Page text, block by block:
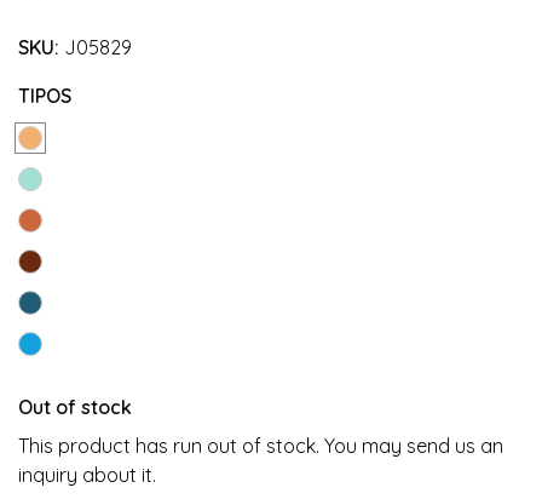
SKU: J05829
TIPOS
Out of stock
This product has run out of stock. You may send us an
inquiry about it.